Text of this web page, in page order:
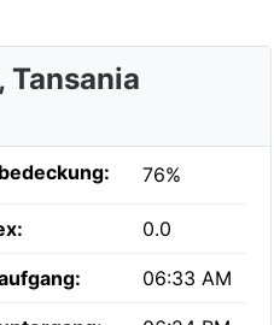
Tansania
76%
0.0
06:33 AM